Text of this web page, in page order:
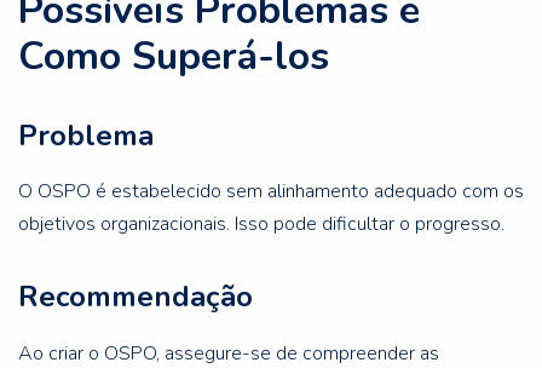
Como Superá-los
Problema
O OSPO é estabelecido sem alinhamento adequado com os
objetivos organizacionais. Isso pode dificultar o progresso.
Recommendação
Ao criar o OSPO, assegure-se de compreender as